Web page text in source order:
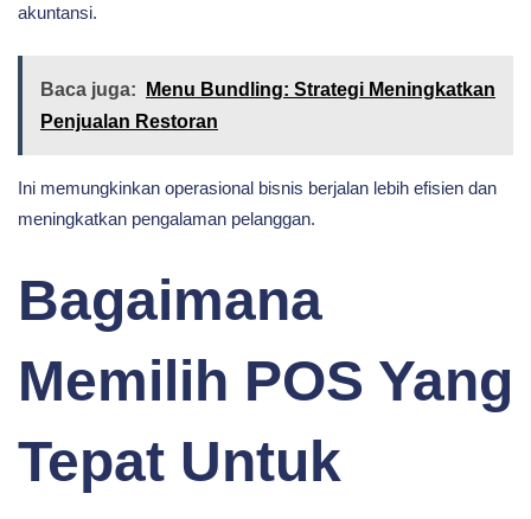
akuntansi.
Baca juga:
Menu Bundling: Strategi Meningkatkan
Penjualan Restoran
Ini memungkinkan operasional bisnis berjalan lebih efisien dan
meningkatkan pengalaman pelanggan.
Bagaimana
Memilih POS Yang
Tepat Untuk